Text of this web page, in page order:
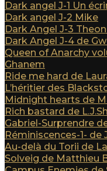
Dark angel J-1 Un
Dark angel J-2 Mike
Dark Angel J-3
Dark Angel J-4 de
Queen of Anarchy
Ghanem
Ride me hard de
L’héritier des
Midnight hearts de
Rich bastard de
Gabriel-Surprendre
Réminiscences-1- de
Au-delà du Torii de
Solveig de Matthieu